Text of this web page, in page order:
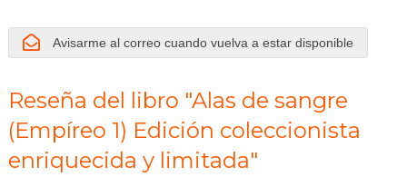
Avisarme al correo cuando vuelva a estar disponible
Reseña del libro "Alas de sangre
(Empíreo 1) Edición coleccionista
enriquecida y limitada"